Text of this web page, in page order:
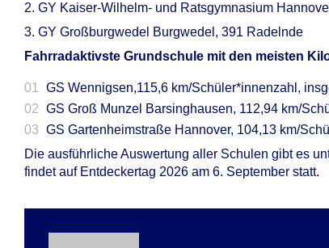
2. GY Kaiser-Wilhelm- und Ratsgymnasium
3. GY Großburgwedel Burgwedel, 391 Radelnde
Fahrradaktivste Grundschule mit den meisten
GS Wennigsen,115,6 km/Schüler*innenzahl,
GS Groß Munzel Barsinghausen, 112,94 km/
GS Gartenheimstraße Hannover, 104,13 km/
Die ausführliche Auswertung aller Schulen gibt es
findet auf Entdeckertag 2026 am 6. September statt.